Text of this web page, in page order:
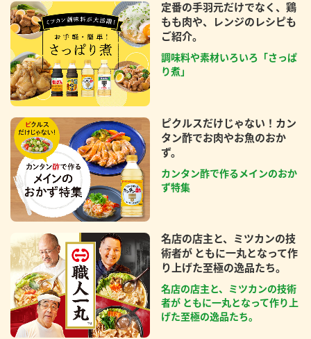
定番の手羽元だけでなく、鶏
もも肉や、レンジのレシピも
ご紹介。
調味料や素材いろいろ「さっぱ
り煮」
ピクルスだけじゃない！カン
タン酢でお肉やお魚のおか
ず。
カンタン酢で作るメインのおか
ず特集
名店の店主と、ミツカンの技
術者が ともに一丸となって作
り上げた至極の逸品たち。
名店の店主と、ミツカンの技術
者が ともに一丸となって作り上
げた至極の逸品たち。